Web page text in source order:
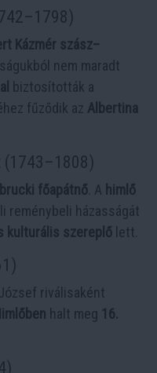
Kázmér szász–
nem maradt
biztosították a
fűződik az Albertina
(1743–1808)
főapátnő . A himlő
reménybeli házasságát
kulturális szereplő lett.
riválisaként
halt meg 16.